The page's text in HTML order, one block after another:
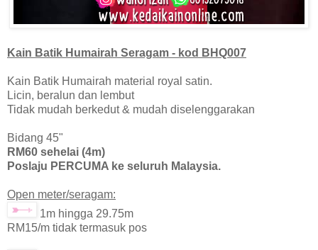
Kain Batik Humairah Seragam - kod BHQ007
Kain Batik Humairah material royal satin.
Licin, beralun dan lembut
Tidak mudah berkedut & mudah diselenggarakan
Bidang 45"
RM60 sehelai (4m)
Poslaju PERCUMA ke seluruh Malaysia.
Open meter/seragam:
1m hingga 29.75m
RM15/m tidak termasuk pos